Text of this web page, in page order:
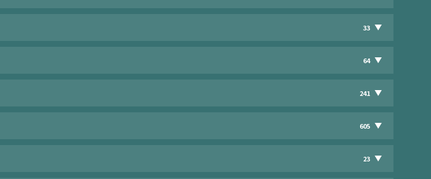
33
64
241
605
23